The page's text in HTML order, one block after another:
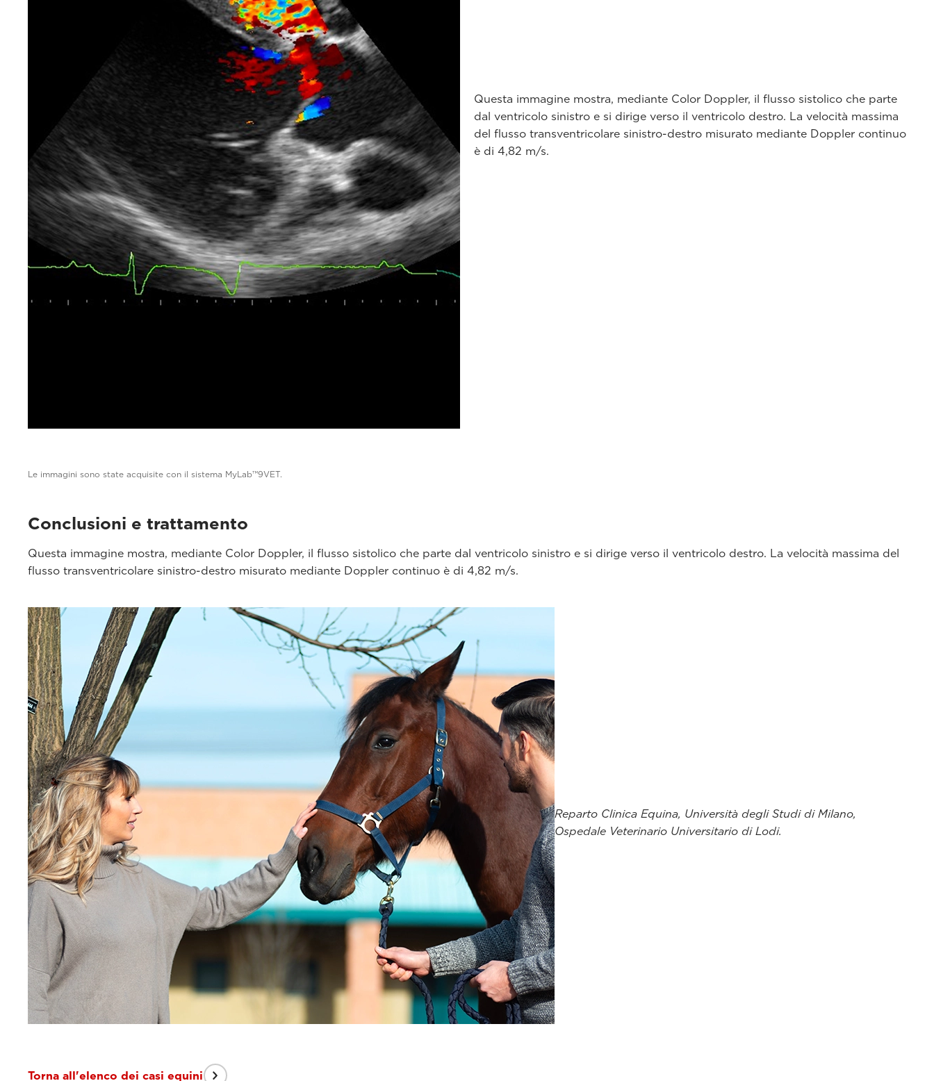
Questa immagine mostra, mediante Color Doppler, il flusso sistolico che parte
dal ventricolo sinistro e si dirige verso il ventricolo destro. La velocità massima
del flusso transventricolare sinistro-destro misurato mediante Doppler continuo
è di 4,82 m/s.
Le immagini sono state acquisite con il sistema MyLab™9VET.
Conclusioni e trattamento
Questa immagine mostra, mediante Color Doppler, il flusso sistolico che parte dal ventricolo sinistro e si dirige verso il ventricolo destro. La velocità massima del
flusso transventricolare sinistro-destro misurato mediante Doppler continuo è di 4,82 m/s.
Reparto Clinica Equina, Università degli Studi di Milano,
Ospedale Veterinario Universitario di Lodi.
Torna all'elenco dei casi equini